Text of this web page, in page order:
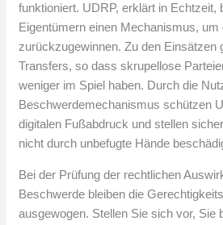
funktioniert. UDRP, erklärt in Echtzeit,
Eigentümern einen Mechanismus, um
zurückzugewinnen. Zu den Einsätzen
Transfers, so dass skrupellose
weniger im Spiel haben. Durch die
Beschwerdemechanismus schützen
digitalen Fußabdruck und stellen
nicht durch unbefugte Hände
Bei der Prüfung der rechtlichen
Beschwerde bleiben die
ausgewogen. Stellen Sie sich vor, Sie